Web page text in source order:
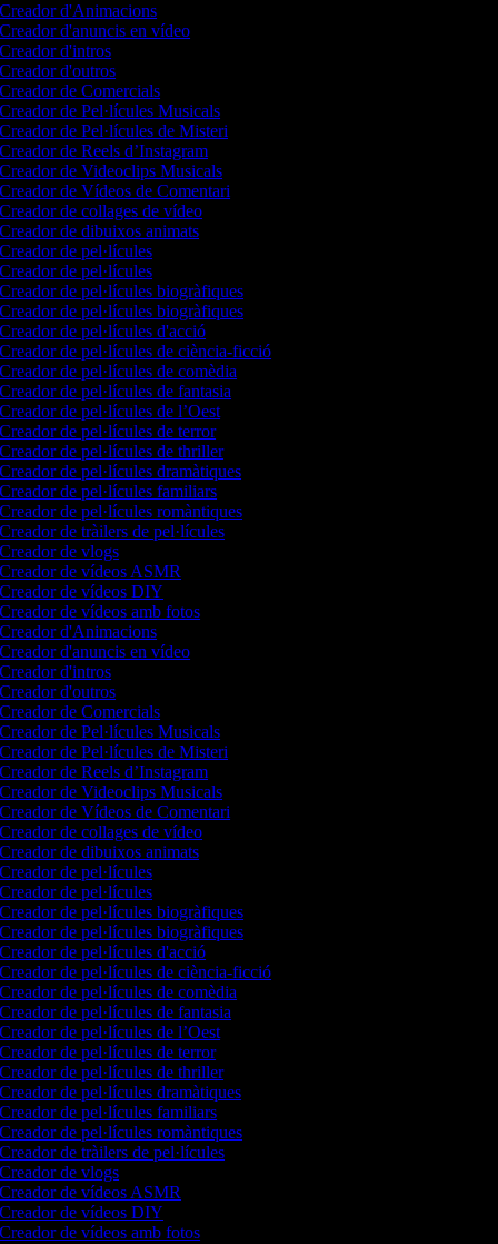
d'Animacions
d'anuncis en vídeo
d'intros
d'outros
de Comercials
de Pel·lícules Musicals
de Pel·lícules de Misteri
de Reels d’Instagram
de Videoclips Musicals
de Vídeos de Comentari
de collages de vídeo
de dibuixos animats
de pel·lícules
de pel·lícules
de pel·lícules biogràfiques
de pel·lícules biogràfiques
de pel·lícules d'acció
de pel·lícules de ciència-ficció
de pel·lícules de comèdia
de pel·lícules de fantasia
de pel·lícules de l’Oest
de pel·lícules de terror
de pel·lícules de thriller
de pel·lícules dramàtiques
de pel·lícules familiars
de pel·lícules romàntiques
de tràilers de pel·lícules
de vlogs
de vídeos ASMR
de vídeos DIY
de vídeos amb fotos
d'Animacions
d'anuncis en vídeo
d'intros
d'outros
de Comercials
de Pel·lícules Musicals
de Pel·lícules de Misteri
de Reels d’Instagram
de Videoclips Musicals
de Vídeos de Comentari
de collages de vídeo
de dibuixos animats
de pel·lícules
de pel·lícules
de pel·lícules biogràfiques
de pel·lícules biogràfiques
de pel·lícules d'acció
de pel·lícules de ciència-ficció
de pel·lícules de comèdia
de pel·lícules de fantasia
de pel·lícules de l’Oest
de pel·lícules de terror
de pel·lícules de thriller
de pel·lícules dramàtiques
de pel·lícules familiars
de pel·lícules romàntiques
de tràilers de pel·lícules
de vlogs
de vídeos ASMR
de vídeos DIY
de vídeos amb fotos